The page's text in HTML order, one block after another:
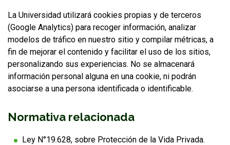
La Universidad utilizará cookies propias y de terceros
(Google Analytics) para recoger información, analizar
modelos de tráfico en nuestro sitio y compilar métricas, a
fin de mejorar el contenido y facilitar el uso de los sitios,
personalizando sus experiencias. No se almacenará
información personal alguna en una cookie, ni podrán
asociarse a una persona identificada o identificable.
Normativa relacionada
Ley N°19.628, sobre Protección de la Vida Privada.